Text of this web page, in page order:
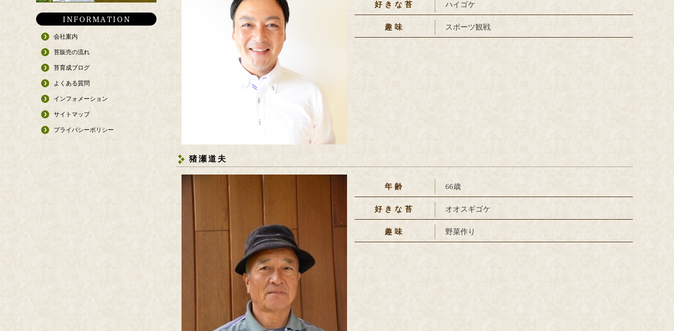
好きな苔 ハイゴケ
趣味 スポーツ観戦
猪瀬道夫
年齢 66歳
好きな苔 オオスギゴケ
趣味 野菜作り
会社案内
苔販売の流れ
苔育成ブログ
よくある質問
インフォメーション
サイトマップ
プライバシーポリシー